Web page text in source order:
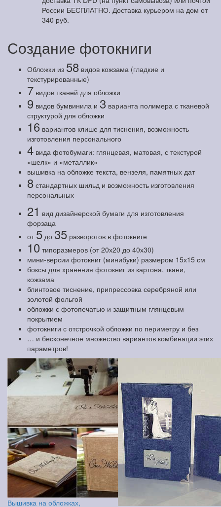
России БЕСПЛАТНО. Доставка курьером на дом от
340 руб.
Создание фотокниги
Обложки из 58 видов кожзама (гладкие и
текстурированные)
7 видов тканей для обложки
9 видов бумвинила и 3 варианта полимера с тканевой
структурой для обложки
16 вариантов клише для тиснения, возможность
изготовления персонального
4 вида фотобумаги: глянцевая, матовая, с текстурой
«шелк» и «металлик»
вышивка на обложке текста, вензеля, памятных дат
8 стандартных шильд и возможность изготовления
персональных
21 вид дизайнерской бумаги для изготовления
форзаца
от 5 до 35 разворотов в фотокниге
10 типоразмеров (от 20х20 до 40х30)
мини-версии фотокниг (минибуки) размером 15х15 см
боксы для хранения фотокниг из картона, ткани,
кожзама
блинтовое тиснение, припрессовка серебряной или
золотой фольгой
обложки с фотопечатью и защитным глянцевым
покрытием
фотокниги с отстрочкой обложки по периметру и без
… и бесконечное множество вариантов комбинации этих
параметров!
Вышивка на обложках,